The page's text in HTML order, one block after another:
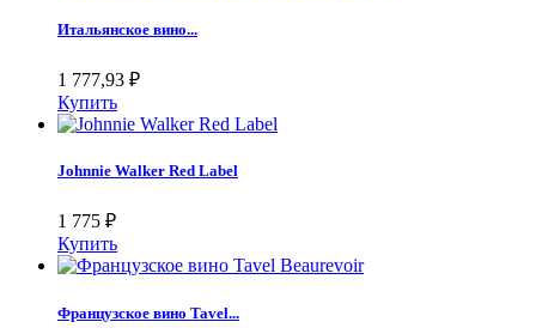
Итальянское вино...
1 777,93 ₽
Купить
Johnnie Walker Red Label
1 775 ₽
Купить
Французское вино Tavel...